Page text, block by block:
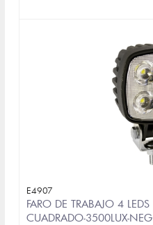
E4907
FARO DE TRABAJO 4
CUADRADO-3500LUX-